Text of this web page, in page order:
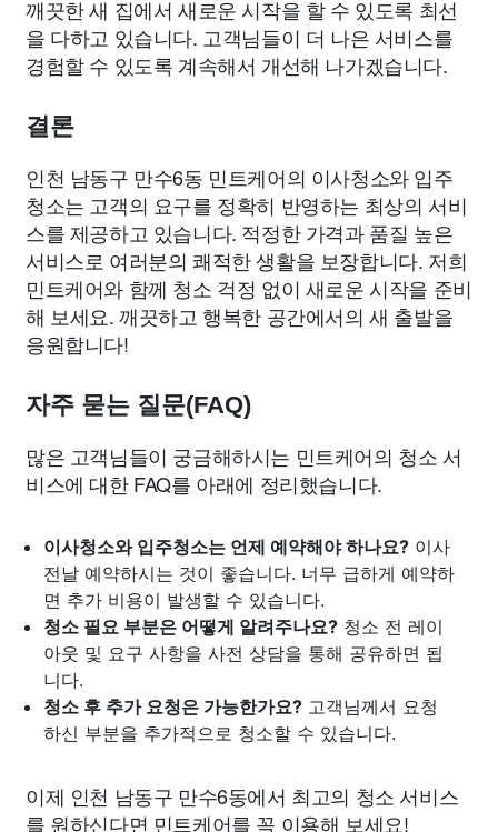
깨끗한 새 집에서 새로운 시작을 할 수 있도록 최선
을 다하고 있습니다. 고객님들이 더 나은 서비스를
경험할 수 있도록 계속해서 개선해 나가겠습니다.
결론
인천 남동구 만수6동 민트케어의 이사청소와 입주
청소는 고객의 요구를 정확히 반영하는 최상의 서비
스를 제공하고 있습니다. 적정한 가격과 품질 높은
서비스로 여러분의 쾌적한 생활을 보장합니다. 저희
민트케어와 함께 청소 걱정 없이 새로운 시작을 준비
해 보세요. 깨끗하고 행복한 공간에서의 새 출발을
응원합니다!
자주 묻는 질문(FAQ)
많은 고객님들이 궁금해하시는 민트케어의 청소 서
비스에 대한 FAQ를 아래에 정리했습니다.
이사청소와 입주청소는 언제 예약해야 하나요? 이사
전날 예약하시는 것이 좋습니다. 너무 급하게 예약하
면 추가 비용이 발생할 수 있습니다.
청소 필요 부분은 어떻게 알려주나요? 청소 전 레이
아웃 및 요구 사항을 사전 상담을 통해 공유하면 됩
니다.
청소 후 추가 요청은 가능한가요? 고객님께서 요청
하신 부분을 추가적으로 청소할 수 있습니다.
이제 인천 남동구 만수6동에서 최고의 청소 서비스
를 원하신다면 민트케어를 꼭 이용해 보세요!